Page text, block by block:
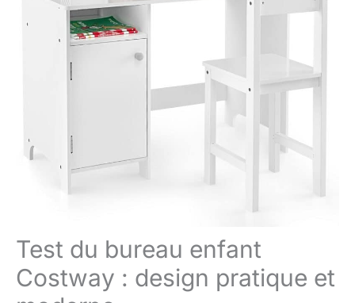
Test du bureau enfant
Costway : design pratique et